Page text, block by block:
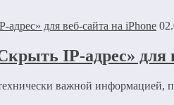
IP-адрес» для
важной информацией,